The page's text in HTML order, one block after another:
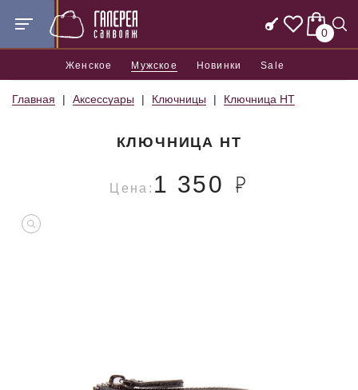
0
Женское Мужское Новинки Sale
Главная Аксессуары Ключницы Ключница HT
КЛЮЧНИЦА HT
Цена: 1 350